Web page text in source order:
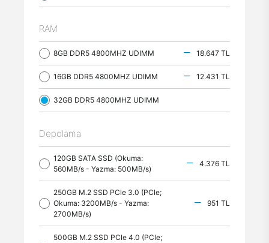
RAM
8GB DDR5 4800MHZ UDIMM 18.647 TL
16GB DDR5 4800MHZ UDIMM 12.431 TL
32GB DDR5 4800MHZ UDIMM
Depolama
120GB SATA SSD (Okuma:
560MB/s - Yazma: 500MB/s)
4.376 TL
250GB M.2 SSD PCle 3.0 (PCle;
Okuma: 3200MB/s - Yazma:
2700MB/s)
951 TL
500GB M.2 SSD PCle 4.0 (PCle;